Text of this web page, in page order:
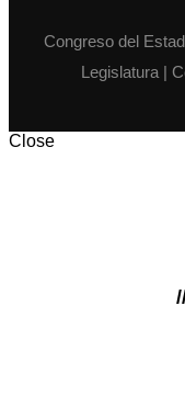
Congreso del
Legislatura |
Close